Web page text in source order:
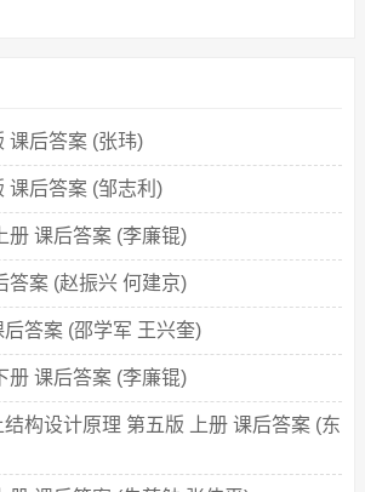
课后答案 (张玮)
课后答案 (邹志利)
册 课后答案 (李廉锟)
答案 (赵振兴 何建京)
答案 (邵学军 王兴奎)
册 课后答案 (李廉锟)
构设计原理 第五版 上册 课后答案 (东